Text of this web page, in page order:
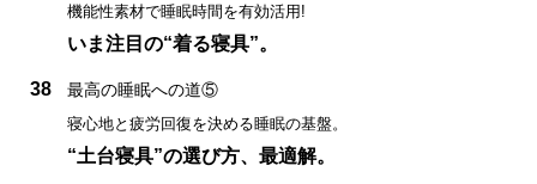
機能性素材で睡眠時間を有効活用!
いま注目の“着る寝具”。
38 最高の睡眠への道⑤
寝心地と疲労回復を決める睡眠の基盤。
“土台寝具”の選び方、最適解。